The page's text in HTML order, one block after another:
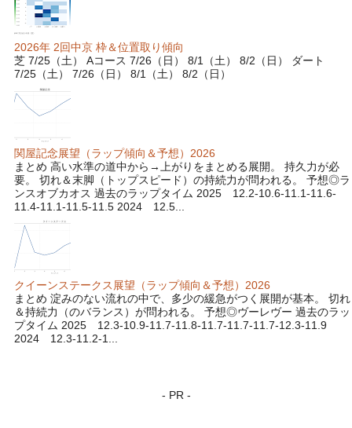
2026年 2回中京 枠＆位置取り傾向
芝 7/25（土） Aコース 7/26（日） 8/1（土） 8/2（日） ダート
7/25（土） 7/26（日） 8/1（土） 8/2（日）
関屋記念展望（ラップ傾向＆予想）2026
まとめ 高い水準の道中から→上がりをまとめる展開。 持久力が必
要。 切れ＆末脚（トップスピード）の持続力が問われる。 予想◎ラ
ンスオブカオス 過去のラップタイム 2025 12.2-10.6-11.1-11.6-
11.4-11.1-11.5-11.5 2024 12.5...
クイーンステークス展望（ラップ傾向＆予想）2026
まとめ 淀みのない流れの中で、多少の緩急がつく展開が基本。 切れ
＆持続力（のバランス）が問われる。 予想◎ヴーレヴー 過去のラッ
プタイム 2025 12.3-10.9-11.7-11.8-11.7-11.7-11.7-12.3-11.9
2024 12.3-11.2-1...
- PR -